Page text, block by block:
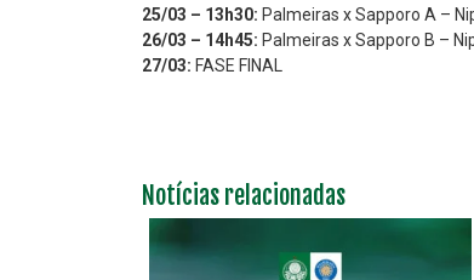
25/03 – 13h30: Palmeiras x Sapporo A –
26/03 – 14h45: Palmeiras x Sapporo B –
27/03: FASE FINAL
Notícias relacionadas